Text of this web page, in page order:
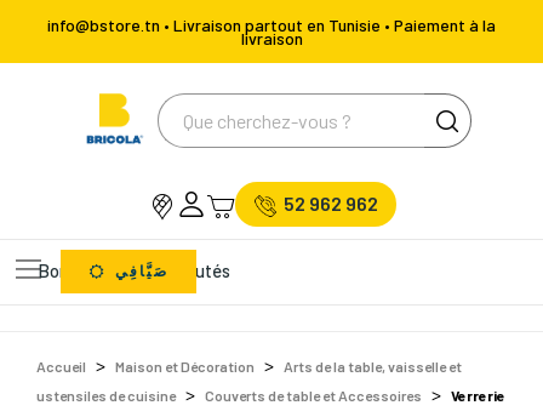
info@bstore.tn • Livraison partout en Tunisie • Paiement à la
livraison
52 962 962
Bons Plans Nouveautés
صَيَّافِي
Accueil Maison et Décoration
Arts de la table, vaisselle et
ustensiles de cuisine
Couverts de table et Accessoires
Verrerie